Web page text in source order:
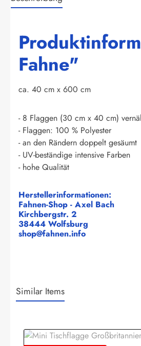
Fahne"
ca. 40 cm x 600 cm
- 8 Flaggen (30 cm x 40 cm)
- Flaggen: 100 % Polyester
- an den Rändern doppelt gesäumt
- UV-beständige intensive Farben
- hohe Qualität
Herstellerinformationen:
Fahnen-Shop - Axel Bach
Kirchbergstr. 2
38444 Wolfsburg
shop@fahnen.info
Similar Items